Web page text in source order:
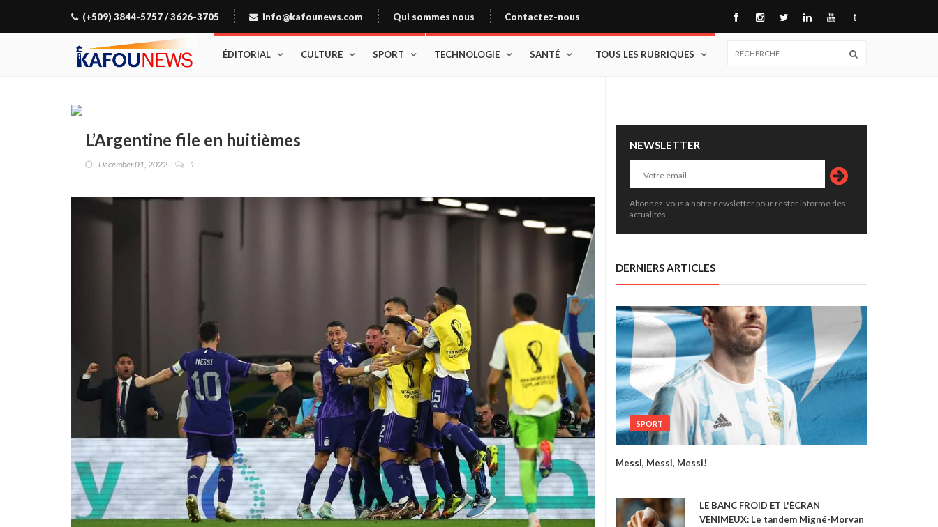
(+509) 3844-5757 / 3626-3705 info@kafounews.com Qui sommes nous Contactez-nous t
ÉDITORIAL CULTURE SPORT TECHNOLOGIE SANTÉ TOUS LES RUBRIQUES
L’Argentine file en huitièmes
December 01, 2022 1
NEWSLETTER
Abonnez-vous à notre newsletter pour rester informé des
actualités.
DERNIERS ARTICLES
SPORT
Messi, Messi, Messi!
LE BANC FROID ET L'ÉCRAN
VENIMEUX: Le tandem Migné-Morvan